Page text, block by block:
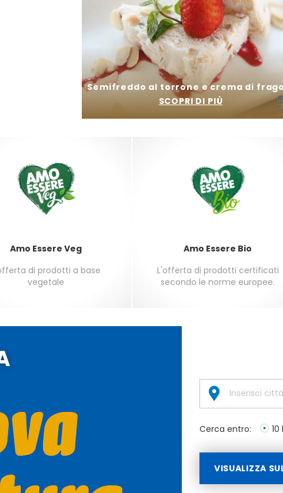
Semifreddo al torrone e crema di
SCOPRI DI PIÙ
Amo Essere Veg
di prodotti a base
vegetale
Amo Essere Bio
L'offerta di prodotti certificati
secondo le norme europee.
Cerca entro: 10
VISUALIZZA